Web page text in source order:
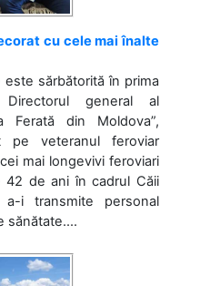
cu cele mai înalte
este sărbătorită în prima
general al
Ferată din Moldova”,
pe veteranul feroviar
mai longevivi feroviari
de ani în cadrul Căii
i transmite personal
sănătate....